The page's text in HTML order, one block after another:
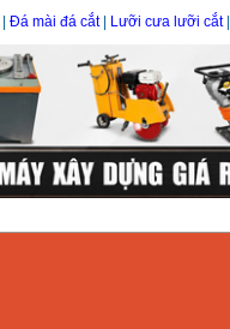
Đá mài đá cắt| Lưỡi cưa lưỡi cắt